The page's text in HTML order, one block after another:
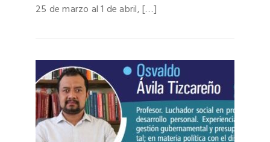
25 de marzo al 1 de abril, […]